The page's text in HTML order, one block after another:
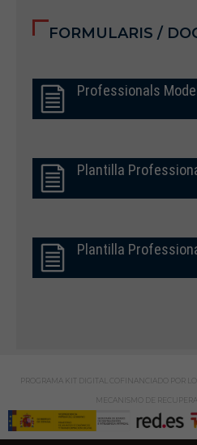
FORMULARIS /
Professionals
Plantilla
Plantilla
PROGRAMA KIT DIGITAL COFINANCIADO POR
MECANISMO DE